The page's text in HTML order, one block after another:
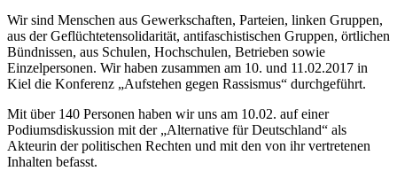
Wir sind Menschen aus Gewerkschaften, Parteien, linken Gruppen,
aus der Geflüchtetensolidarität, antifaschistischen Gruppen, örtlichen
Bündnissen, aus Schulen, Hochschulen, Betrieben sowie
Einzelpersonen. Wir haben zusammen am 10. und 11.02.2017 in
Kiel die Konferenz „Aufstehen gegen Rassismus“ durchgeführt.
Mit über 140 Personen haben wir uns am 10.02. auf einer
Podiumsdiskussion mit der „Alternative für Deutschland“ als
Akteurin der politischen Rechten und mit den von ihr vertretenen
Inhalten befasst.